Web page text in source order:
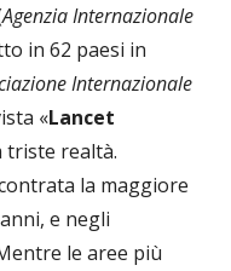
Agenzia Internazionale
in 62 paesi in
Internazionale
«Lancet
triste realtà.
la maggiore
e negli
le aree più